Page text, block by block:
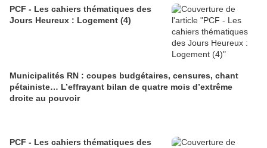
PCF - Les cahiers thématiques des
Jours Heureux : Logement (4)
Municipalités RN : coupes budgétaires, censures, chant
pétainiste… L’effrayant bilan de quatre mois d’extrême
droite au pouvoir
PCF - Les cahiers thématiques des